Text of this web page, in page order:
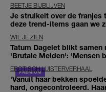
BEETJE BIJBLIJVEN
Je struikelt over de franjes
deze trend-items gaan we
WIL JE ZIEN
Tatum Dagelet blikt samen
'Brutale Meiden': 'Mensen
EROTISCH LUISTERVERHAAL
'Vanuit haar bekken
hard, ongecontroleerd.